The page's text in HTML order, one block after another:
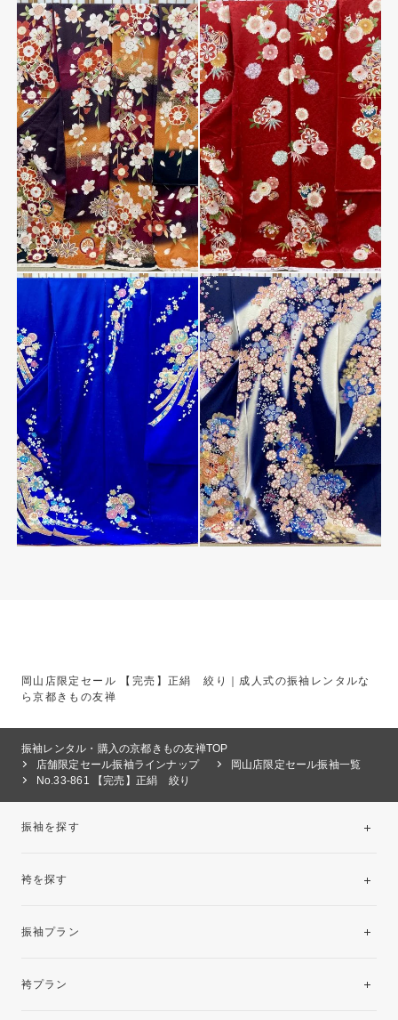
岡山店限定セール 【完売】正絹 絞り｜成人式の振袖レンタルな
ら京都きもの友禅
振袖レンタル・購入の京都きもの友禅TOP
店舗限定セール振袖ラインナップ
岡山店限定セール振袖一覧
No.33-861 【完売】正絹 絞り
振袖を探す
袴を探す
振袖プラン
レンタルプラン
袴プラン